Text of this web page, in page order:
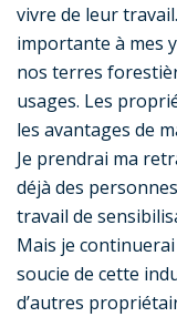
vivre de leur
importante à mes
nos terres
usages. Les
les avantages de
Je prendrai ma
déjà des
travail de
Mais je
soucie de cette
d’autres